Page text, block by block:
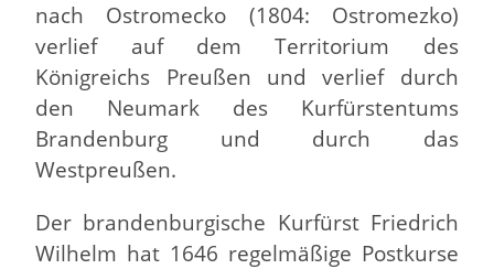
nach Ostromecko (1804: Ostromezko)
verlief auf dem Territorium des
Königreichs Preußen und verlief durch
den Neumark des Kurfürstentums
Brandenburg und durch das
Westpreußen.
Der brandenburgische Kurfürst Friedrich
Wilhelm hat 1646 regelmäßige Postkurse